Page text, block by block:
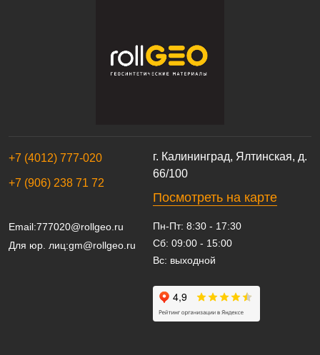
г. Калининград, Ялтинская, д.
66/100
Посмотреть на карте
+7 (4012) 777-020
+7 (906) 238 71 72
Email:777020@rollgeo.ru
Для юр. лиц:gm@rollgeo.ru
Пн-Пт: 8:30 - 17:30
Сб: 09:00 - 15:00
Вс: выходной